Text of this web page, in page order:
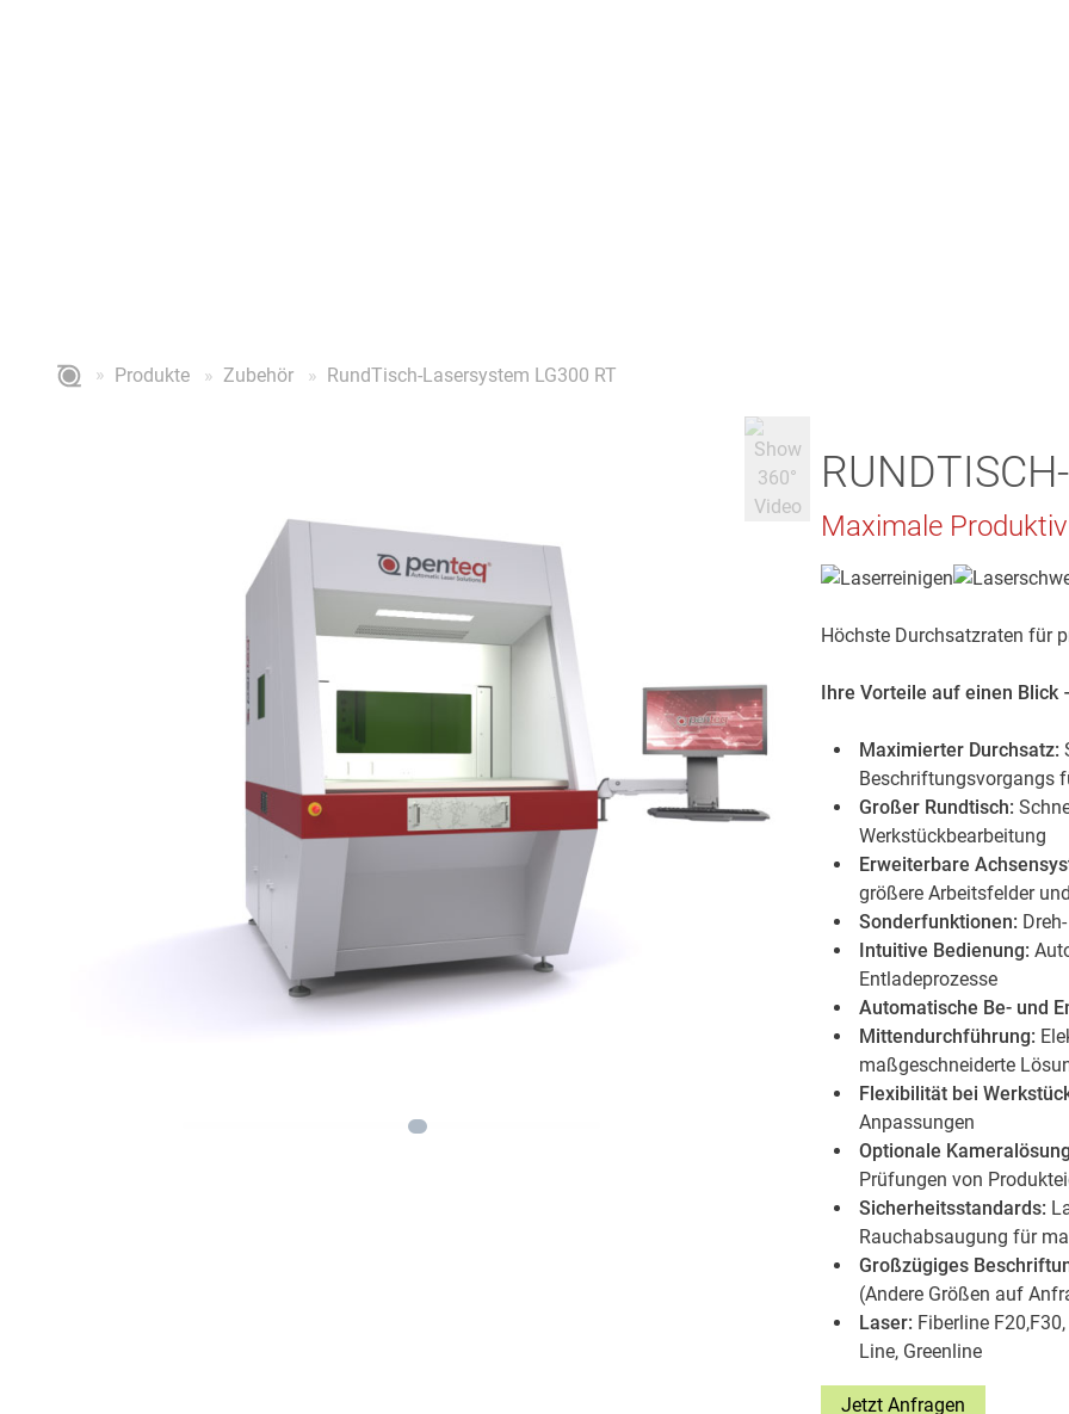
Produkte Zubehör RundTisch-Lasersystem LG300 RT
Maximale
Höchste Durchsatzraten für
Ihre Vorteile auf einen Blick
Maximierter Durchsatz:
Beschriftungsvorgangs
Großer Rundtisch:
Werkstückbearbeitung
Erweiterbare
größere Arbeitsfelder
Sonderfunktionen:
Intuitive Bedienung:
Entladeprozesse
Automatische Be- und
Mittendurchführung:
maßgeschneiderte
Flexibilität bei
Anpassungen
Optionale
Prüfungen von
Sicherheitsstandards:
Rauchabsaugung für
Großzügiges
(Andere Größen auf
Laser: Fiberline
Line, Greenline
Jetzt Anfragen